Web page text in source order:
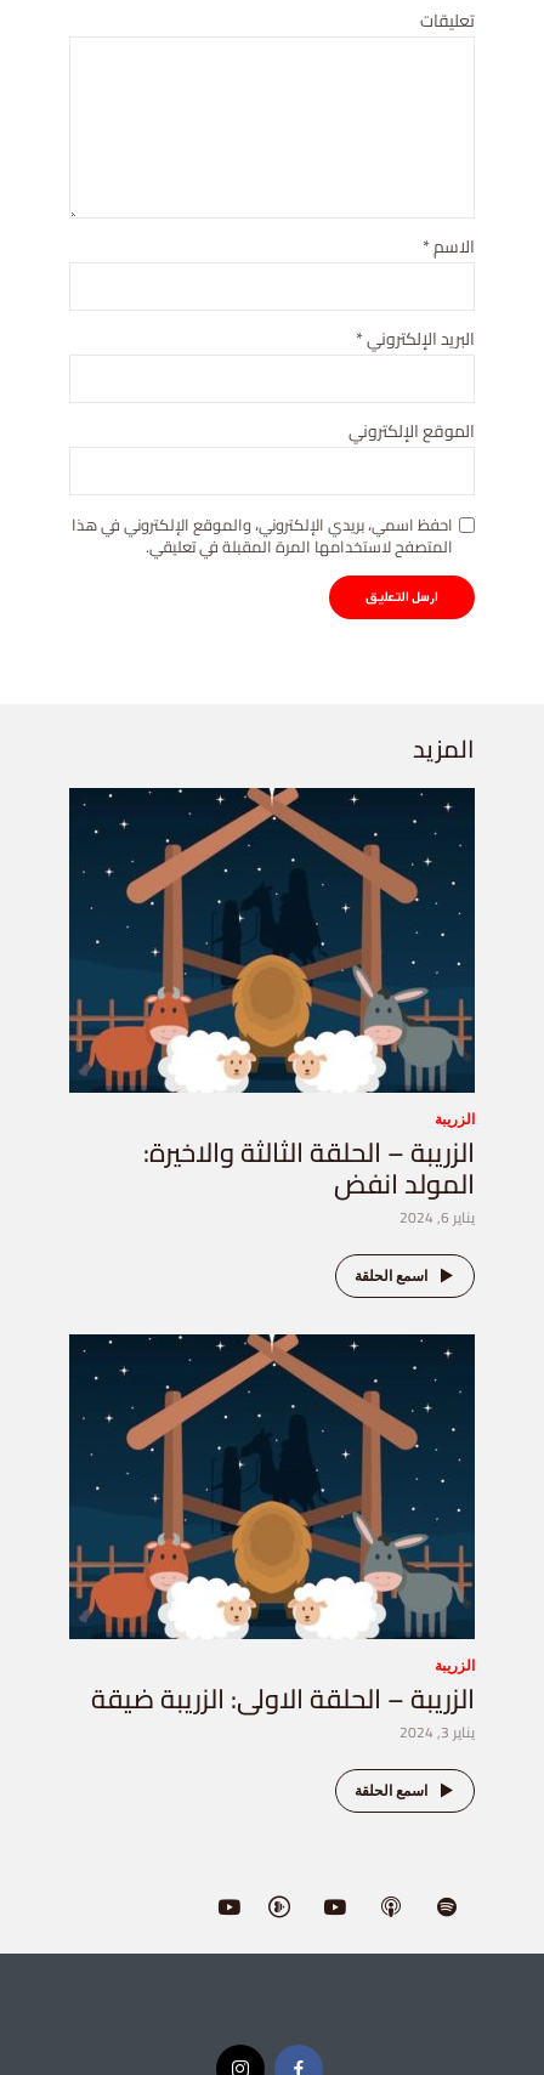
تعليقات
الاسم*
البريد الإلكتروني*
الموقع الإلكتروني
احفظ اسمي، بريدي الإلكتروني، والموقع الإلكتروني في هذا
المتصفح لاستخدامها المرة المقبلة في تعليقي.
المزيد
الزريبة
الزريبة – الحلقة الثالثة والاخيرة:
المولد انفض
يناير 6, 2024
اسمع الحلقة
الزريبة
الزريبة – الحلقة الاولى: الزريبة ضيقة
يناير 3, 2024
اسمع الحلقة